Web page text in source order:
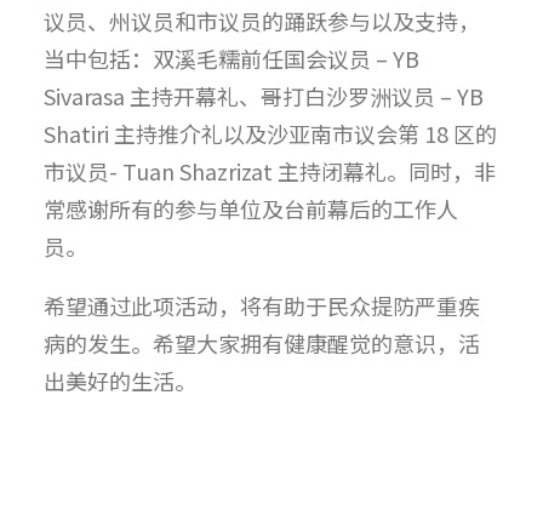
议员、州议员和市议员的踊跃参与以及支持，
当中包括：双溪毛糯前任国会议员 – YB
Sivarasa 主持开幕礼、哥打白沙罗洲议员 – YB
Shatiri 主持推介礼以及沙亚南市议会第 18 区的
市议员- Tuan Shazrizat 主持闭幕礼。同时，非
常感谢所有的参与单位及台前幕后的工作人
员。
希望通过此项活动，将有助于民众提防严重疾
病的发生。希望大家拥有健康醒觉的意识，活
出美好的生活。